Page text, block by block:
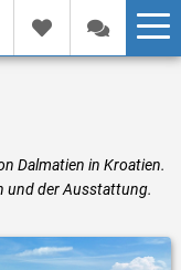
Dalmatien in Kroatien.
und der Ausstattung.